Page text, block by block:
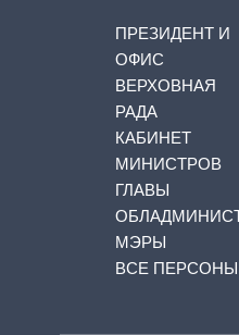
ПРЕЗИДЕНТ И
ОФИС
ВЕРХОВНАЯ
РАДА
КАБИНЕТ
МИНИСТРОВ
ГЛАВЫ
МЭРЫ
ВСЕ ПЕРСОНЫ